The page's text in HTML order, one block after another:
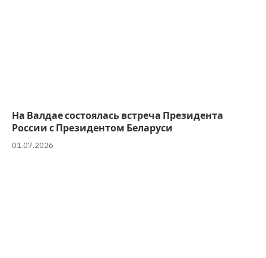
На Валдае состоялась встреча Президента
России с Президентом Беларуси
01.07.2026